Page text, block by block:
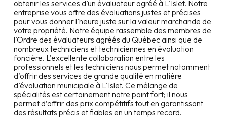
obtenir les services d’un évaluateur agréé à L'Islet. Notre
entreprise vous offre des évaluations justes et précises
pour vous donner l’heure juste sur la valeur marchande de
votre propriété. Notre équipe rassemble des membres de
l’Ordre des évaluateurs agréés du Québec ainsi que de
nombreux techniciens et techniciennes en évaluation
foncière. L’excellente collaboration entre les
professionnels et les techniciens nous permet notamment
d’offrir des services de grande qualité en matière
d’évaluation municipale à L'Islet. Ce mélange de
spécialités est certainement notre point fort; il nous
permet d’offrir des prix compétitifs tout en garantissant
des résultats précis et fiables en un temps record.